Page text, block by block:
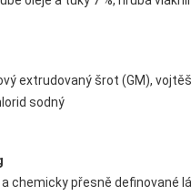
extrudovaný šrot (GM),
sodný
chemicky přesně definované